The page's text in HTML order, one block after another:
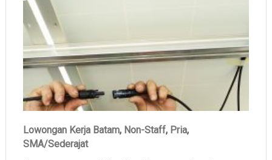
Lowongan Kerja Batam, Non-Staff, Pria,
SMA/Sederajat